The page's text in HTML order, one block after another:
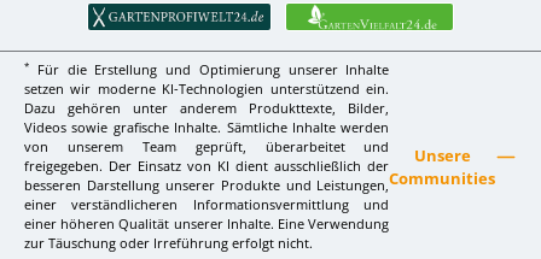
*
Für die Erstellung und Optimierung unserer Inhalte
setzen wir moderne KI-Technologien unterstützend ein.
Dazu gehören unter anderem Produkttexte, Bilder,
Videos sowie grafische Inhalte. Sämtliche Inhalte werden
von unserem Team geprüft, überarbeitet und
freigegeben. Der Einsatz von KI dient ausschließlich der
besseren Darstellung unserer Produkte und Leistungen,
einer verständlicheren Informationsvermittlung und
einer höheren Qualität unserer Inhalte. Eine Verwendung
zur Täuschung oder Irreführung erfolgt nicht.
Unsere
Communities